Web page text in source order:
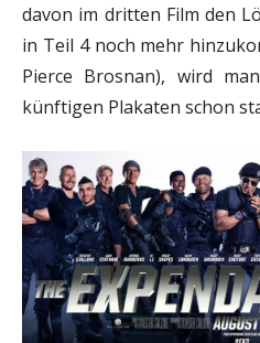
davon im dritten Film den
in Teil 4 noch mehr
Pierce Brosnan), wird
künftigen Plakaten schon